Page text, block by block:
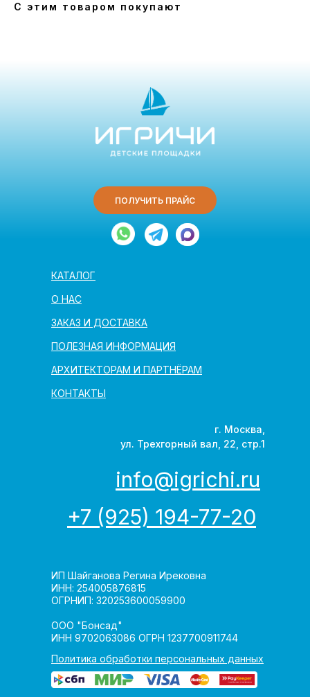
С этим товаром покупают
АРХИТЕКТОРАМ И ПАРТНЁРАМ
КОНТАКТЫ
ПОЛЕЗНАЯ ИНФОРМАЦИЯ
ЗАКАЗ И ДОСТАВКА
О НАС
КАТАЛОГ
Политика обработки персональных данных
г. Москва,
ул. Трехгорный вал, 22, стр.1
ПОЛУЧИТЬ ПРАЙС
ИП Шайганова Регина Ирековна
ИНН: 254005876815
ОГРНИП: 320253600059900
ООО "Бонсад"
ИНН 9702063086 ОГРН 1237700911744
+7 (925) 194-77-20
info@igrichi.ru